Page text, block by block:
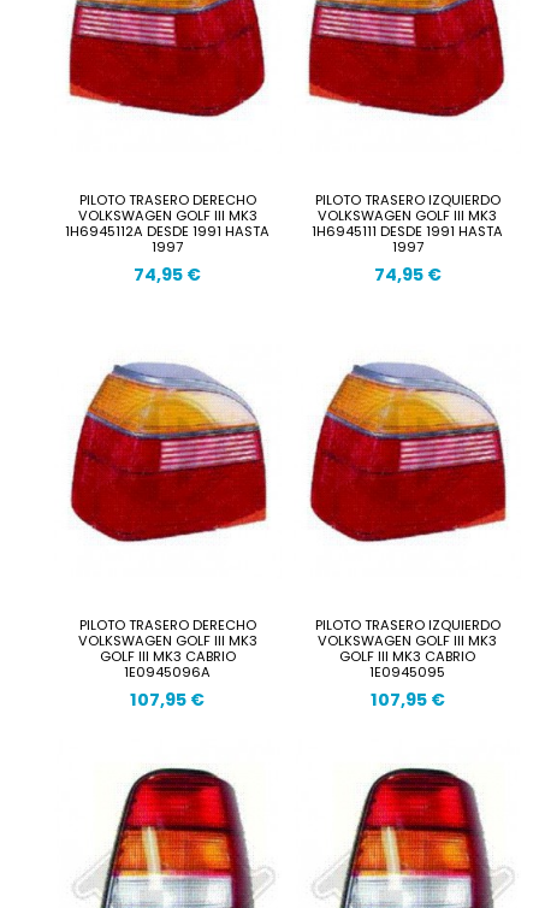
PILOTO TRASERO DERECHO
VOLKSWAGEN GOLF III MK3
1H6945112A DESDE 1991 HASTA
1997
74,95 €
PILOTO TRASERO IZQUIERDO
VOLKSWAGEN GOLF III MK3
1H6945111 DESDE 1991 HASTA
1997
74,95 €
PILOTO TRASERO DERECHO
VOLKSWAGEN GOLF III MK3
GOLF III MK3 CABRIO
1E0945096A
107,95 €
PILOTO TRASERO IZQUIERDO
VOLKSWAGEN GOLF III MK3
GOLF III MK3 CABRIO
1E0945095
107,95 €